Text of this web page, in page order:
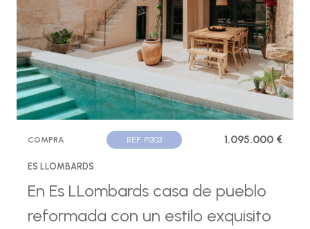
COMPRA REF. P1303 1.095.000 €
ES LLOMBARDS
En Es LLombards casa de pueblo
reformada con un estilo exquisito